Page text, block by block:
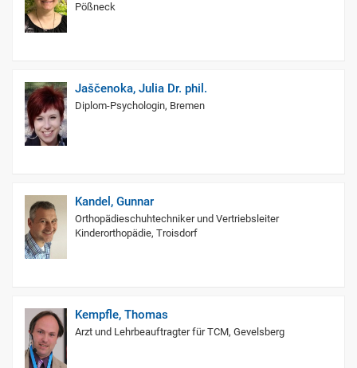
Pößneck
Jaščenoka, Julia Dr. phil.
Diplom-Psychologin, Bremen
Kandel, Gunnar
Orthopädieschuhtechniker und Vertriebsleiter
Kinderorthopädie, Troisdorf
Kempfle, Thomas
Arzt und Lehrbeauftragter für TCM, Gevelsberg